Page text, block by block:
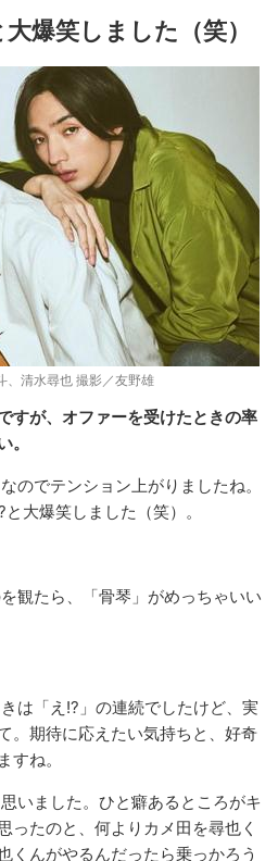
大爆笑しました（笑）
、清水尋也 撮影／友野雄
が、オファーを受けたときの率
。
のでテンション上がりましたね。
大爆笑しました（笑）。
観たら、「骨琴」がめっちゃいい
は「え!?」の連続でしたけど、実
。期待に応えたい気持ちと、好奇
すね。
いました。ひと癖あるところがキ
ったのと、何よりカメ田を尋也く
くんがやるんだったら乗っかろう